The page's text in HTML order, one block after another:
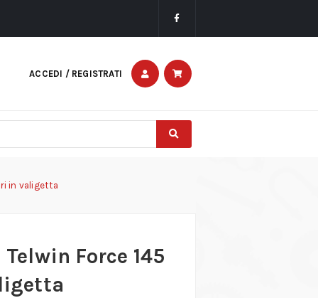
ACCEDI / REGISTRATI
in valigetta
Force 145